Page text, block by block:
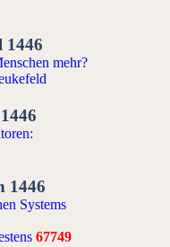
1446
mehr?
1446
Systems
67749